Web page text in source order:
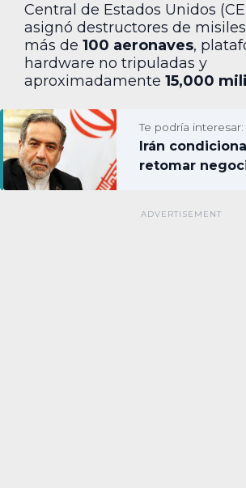
Central de Estados Unidos
asignó destructores de
más de 100 aeronaves,
hardware no tripuladas y
aproximadamente 15,000
Te podría interesar:
Irán
retomar